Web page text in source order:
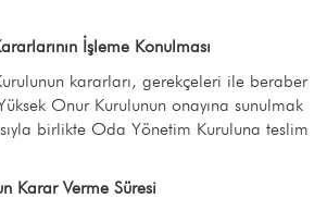
İşleme Konulması
kararları, gerekçeleri ile beraber
Onur Kurulunun onayına sunulmak
birlikte Oda Yönetim Kuruluna teslim
Karar Verme Süresi